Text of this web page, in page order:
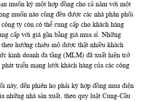
muốn ký một hợp đồng cho cả năm với một
muốn nào cũng đều được các nhà phân phối
ty còn có thể cung cấp cho khách hàng
cấp với giá gần bằng giá mua sỉ. Những
hướng chiêu mộ được thật nhiều khách
kinh doanh đa tầng (MLM) đã xuất hiện trở
triển mạng lưới khách hàng của các công
này, đến phiên họ phải ký hợp đồng mua điện
những nhà sản xuất, theo quy luật Cung-Cầu